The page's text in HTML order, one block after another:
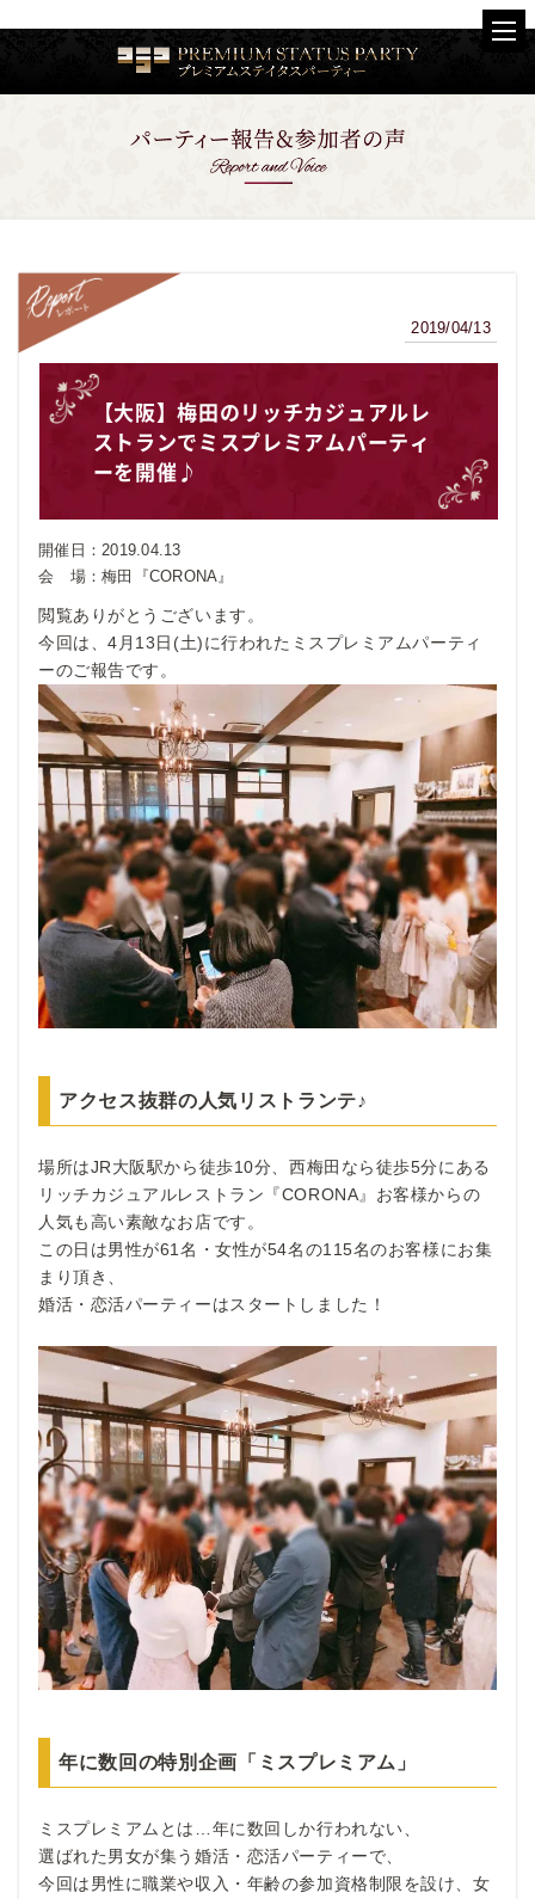
レポート
2019/04/13
【大阪】梅田のリッチカジュアルレ
ストランでミスプレミアムパーティ
ーを開催♪
開催日：2019.04.13
会 場：梅田『CORONA』
閲覧ありがとうございます。
今回は、4月13日(土)に行われたミスプレミアムパーティ
ーのご報告です。
アクセス抜群の人気リストランテ♪
場所はJR大阪駅から徒歩10分、西梅田なら徒歩5分にある
リッチカジュアルレストラン『CORONA』お客様からの
人気も高い素敵なお店です。
この日は男性が61名・女性が54名の115名のお客様にお集
まり頂き、
婚活・恋活パーティーはスタートしました！
年に数回の特別企画「ミスプレミアム」
ミスプレミアムとは…年に数回しか行われない、
選ばれた男女が集う婚活・恋活パーティーで、
今回は男性に職業や収入・年齢の参加資格制限を設け、女